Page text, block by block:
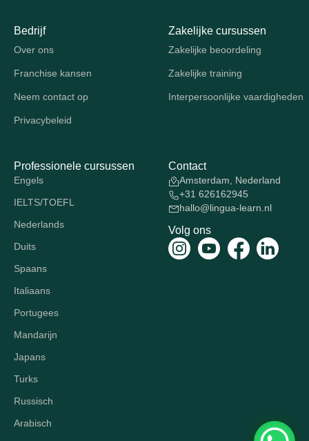
Bedrijf
Over ons
Franchise kansen
Neem contact op
Privacybeleid
Zakelijke cursussen
Zakelijke beoordeling
Zakelijke training
Interpersoonlijke vaardigheden
Professionele cursussen
Engels
IELTS/TOEFL
Nederlands
Duits
Spaans
Italiaans
Portugees
Mandarijn
Japans
Turks
Russisch
Arabisch
Contact
Amsterdam, Nederland
+31 626162945
hallo@lingua-learn.nl
Volg ons